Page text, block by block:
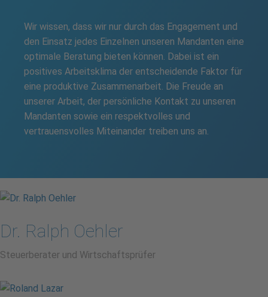
Wir wissen, dass wir nur durch das Engagement und
den Einsatz jedes Einzelnen unseren Mandanten eine
optimale Beratung bieten können. Dabei ist ein
positives Arbeitsklima der entscheidende Faktor für
eine produktive Zusammenarbeit. Die Freude an
unserer Arbeit, der persönliche Kontakt zu unseren
Mandanten sowie ein respektvolles und
vertrauensvolles Miteinander treiben uns an.
Dr. Ralph Oehler
Steuerberater und Wirtschaftsprüfer